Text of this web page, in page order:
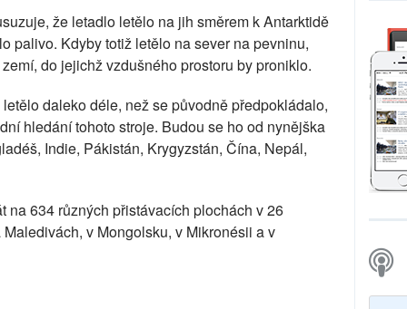
že letadlo letělo na jih směrem k Antarktidě
palivo. Kdyby totiž letělo na sever na pevninu,
do jejichž vzdušného prostoru by proniklo.
daleko déle, než se původně předpokládalo,
hledání tohoto stroje. Budou se ho od nynějška
Indie, Pákistán, Krygyzstán, Čína, Nepál,
na 634 různých přistávacích plochách v 26
v Mongolsku, v Mikronésii a v